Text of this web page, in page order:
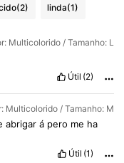
(2) linda(1)
Multicolorido / Tamanho: L
Útil (2)
Multicolorido / Tamanho: M
abrigar á pero me ha
Útil (1)